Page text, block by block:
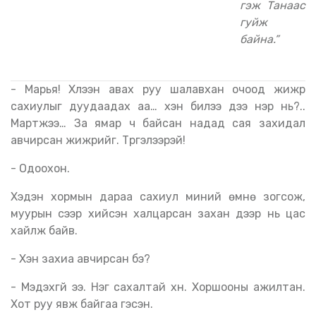
гэж Танаас
гуйж
байна.”
- Марья! Хүлээн авах руу шалавхан очоод жижүүр
сахиулыг дуудаадах аа… хэн билээ дээ нэр нь?..
Мартжээ… За ямар ч байсан надад сая захидал
авчирсан жижүүрийг. Түргэлээрэй!
- Одоохон.
Хэдэн хормын дараа сахиул миний өмнө зогсож,
муурын үсээр хийсэн халцарсан захан дээр нь цас
хайлж байв.
- Хэн захиа авчирсан бэ?
- Мэдэхгүй ээ. Нэг сахалтай хүн. Хоршооны ажилтан.
Хот руу явж байгаа гэсэн.